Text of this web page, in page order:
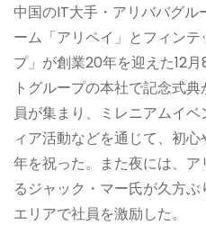
中国のIT大手・アリババグル
ーム「アリペイ」とフィン
プ」が創業20年を迎えた12
トグループの本社で記念式
員が集まり、ミレニアムイ
ィア活動などを通じて、初
年を祝った。また夜には、
るジャック・マー氏が久方
エリアで社員を激励した。